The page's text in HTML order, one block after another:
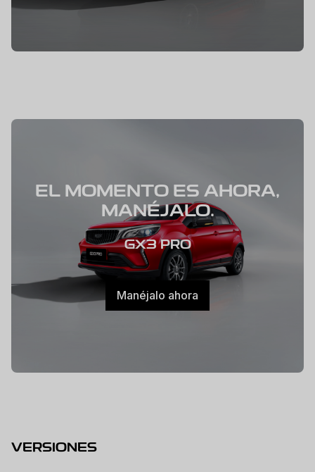
EL MOMENTO ES AHORA,
MANÉJALO.
GX3 PRO
Manéjalo ahora
VERSIONES